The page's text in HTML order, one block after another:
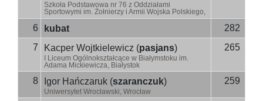
Szkoła Podstawowa nr 76 z Oddziałami
Sportowymi im. Żołnierzy i Armii Wojska Polskiego,
Wrocław
6 kubat
282
7
Kacper Wojtkielewicz (pasjans)
I Liceum Ogólnokształcące w Białymstoku im.
Adama Mickiewicza, Białystok
265
8 Igor Hańczaruk(szaranczuk)
Uniwersytet Wrocławski, Wrocław
259